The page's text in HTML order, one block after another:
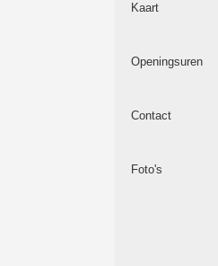
Kaart
Openingsuren
Contact
Foto's